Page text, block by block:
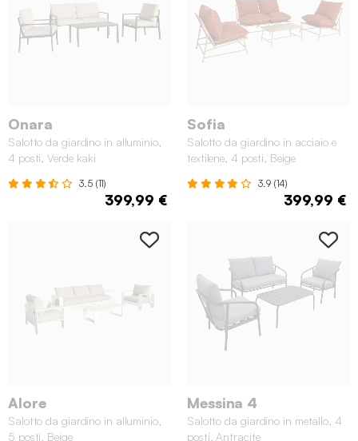
Onara
Salotto da giardino in alluminio,
4 posti, Verde kaki
3.5 (11)
399,99 €
Sofia
Salotto da giardino in acciaio e
textilene, 4 posti, Beige
3.9 (14)
399,99 €
Alore
Salotto da giardino in alluminio,
5 posti, Beige
Messina 4
Salotto da giardino in metallo, 4
posti, Antracite